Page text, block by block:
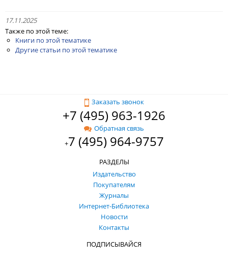
17.11.2025
Также по этой теме:
Книги по этой тематике
Другие статьи по этой тематике
Заказать звонок
+7 (495) 963-1926
Обратная связь
+7 (495) 964-9757
РАЗДЕЛЫ
Издательство
Покупателям
Журналы
Интернет-Библиотека
Новости
Контакты
ПОДПИСЫВАЙСЯ